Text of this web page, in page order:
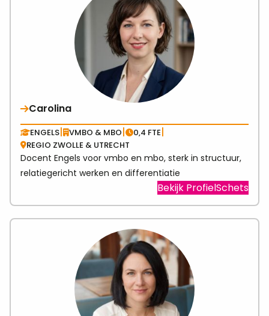
Carolina
ENGELS| VMBO & MBO| 0,4 FTE|
REGIO ZWOLLE & UTRECHT
Docent Engels voor vmbo en mbo, sterk in structuur,
relatiegericht werken en differentiatie
Bekijk ProfielSchetsVisit
link